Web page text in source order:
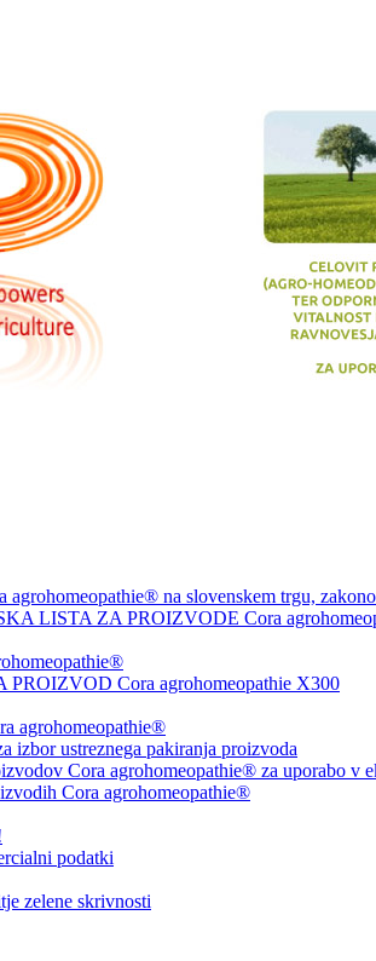
na slovenskem trgu,
LISTA ZA PROIZVODE Cora
Cora agrohomeopathie X300
agrohomeopathie®
izbor ustreznega pakiranja proizvoda
Cora agrohomeopathie® za uporabo v
Cora agrohomeopathie®
podatki
zelene skrivnosti